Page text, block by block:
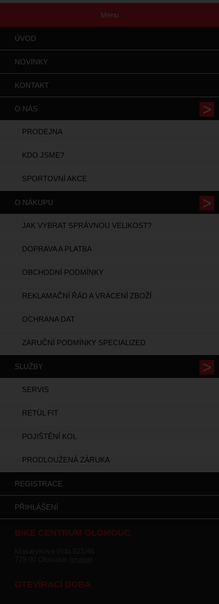
Menu
ÚVOD
NOVINKY
KONTAKT
O NÁS
PRODEJNA
KDO JSME?
SPORTOVNÍ AKCE
O NÁKUPU
JAK VYBRAT SPRÁVNOU VELIKOST?
DOPRAVA A PLATBA
OBCHODNÍ PODMÍNKY
REKLAMAČNÍ ŘÁD A VRÁCENÍ ZBOŽÍ
OCHRANA DAT
ZÁRUČNÍ PODMÍNKY SPECIALIZED
SLUŽBY
SERVIS
RETÜL FIT
POJIŠTĚNÍ KOL
PRODLOUŽENÁ ZÁRUKA
REGISTRACE
PŘIHLÁŠENÍ
BIKE CENTRUM OLOMOUC
OTEVÍRACÍ DOBA